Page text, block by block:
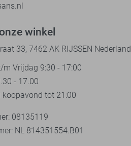
winkel
33, 7462 AK RIJSSEN Nederland
Vrijdag 9:30 - 17:00
- 17.00
koopavond tot 21:00
08135119
NL 814351554.B01